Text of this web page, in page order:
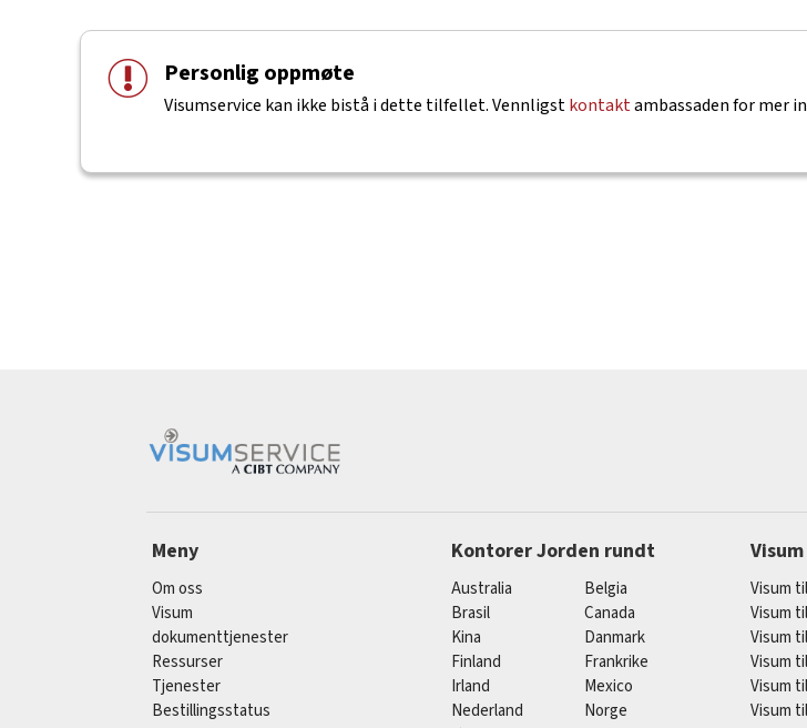
Personlig oppmøte
Visumservice kan ikke bistå i dette tilfellet. Vennligstkontaktambassaden for mer
Meny
Om oss
Visum
dokumenttjenester
Ressurser
Tjenester
Bestillingsstatus
Kontorer Jorden rundt
Australia
Belgia
Brasil
Canada
Kina
Danmark
Finland
Frankrike
Irland
Mexico
Nederland
Norge
Visum
Visum
Visum
Visum
Visum
Visum